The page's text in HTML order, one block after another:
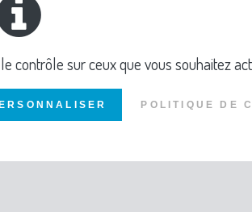
A PARTIR DE 6 ANS
contrôle sur ceux que vous souhaitez
POLITIQUE DE